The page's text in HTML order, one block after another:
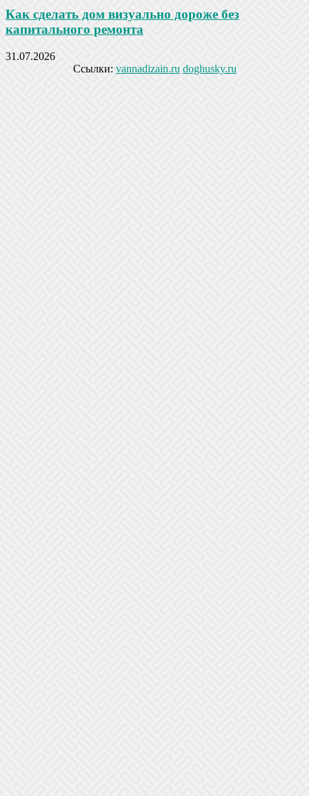
Как сделать дом визуально дороже без
капитального ремонта
31.07.2026
Ссылки: vannadizain.ru doghusky.ru